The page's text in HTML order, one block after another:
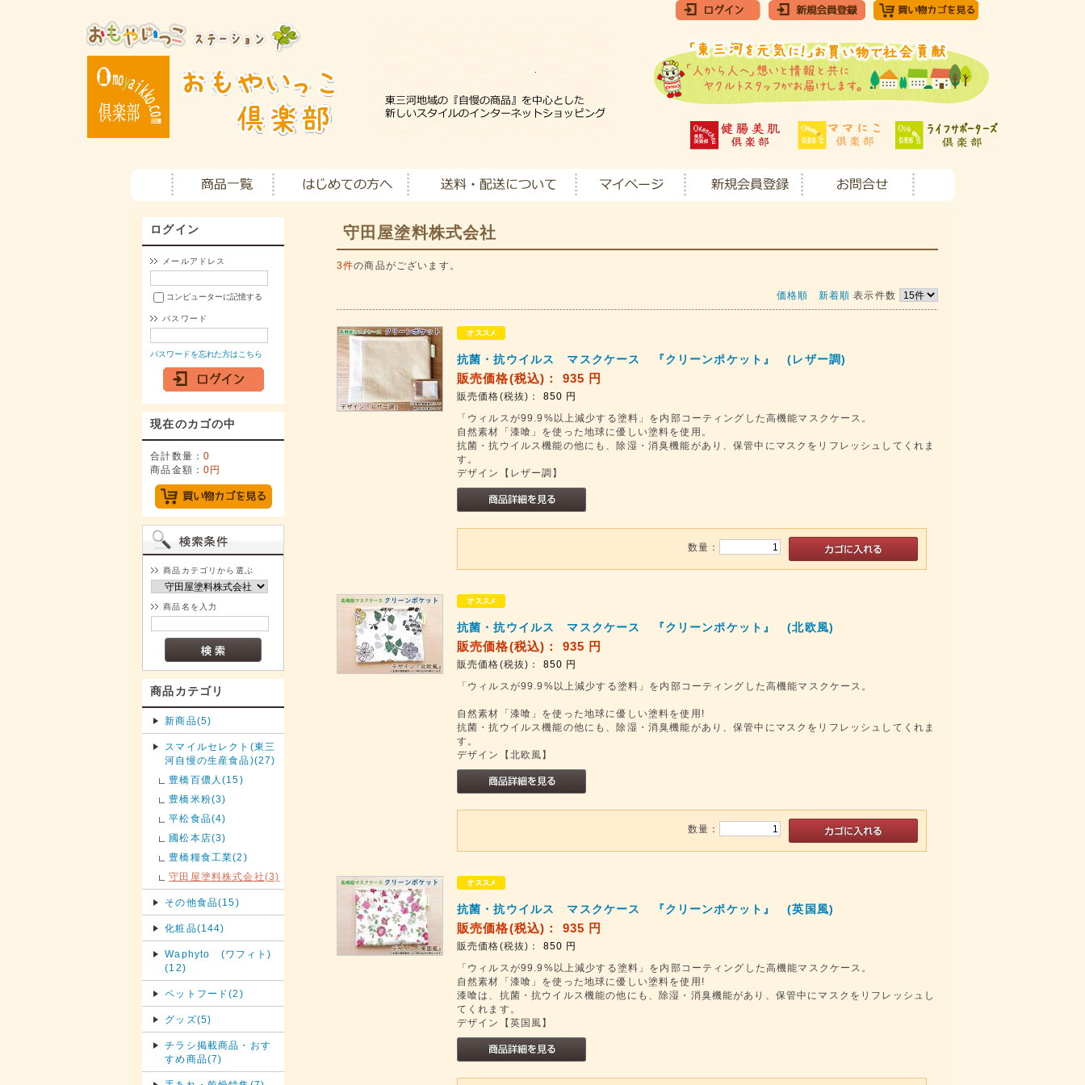
ログイン
メールアドレス
コンピューターに記憶する
パスワード
パスワードを忘れた方はこちら
現在のカゴの中
合計数量：0
商品金額：0円
商品カテゴリから選ぶ
商品名を入力
商品カテゴリ
新商品(5)
スマイルセレクト(東三
河自慢の生産食品)(27)
豊橋百儂人(15)
豊橋米粉(3)
平松食品(4)
國松本店(3)
豊橋糧食工業(2)
守田屋塗料株式会社(3)
その他食品(15)
化粧品(144)
Waphyto (ワフィト)
(12)
ペットフード(2)
グッズ(5)
チラシ掲載商品・おす
すめ商品(7)
守田屋塗料株式会社
3件の商品がございます。
価格順 新着順 表示件数
抗菌・抗ウイルス マスクケース 『クリーンポケット』 (レザー調)
販売価格(税込)： 935 円
販売価格(税抜)： 850 円
「ウィルスが99.9%以上減少する塗料」を内部コーティングした高機能マスクケース。
自然素材「漆喰」を使った地球に優しい塗料を使用。
抗菌・抗ウイルス機能の他にも、除湿・消臭機能があり、保管中にマスクをリフレッシュしてくれま
す。
デザイン【レザー調】
数量：
抗菌・抗ウイルス マスクケース 『クリーンポケット』 (北欧風)
販売価格(税込)： 935 円
販売価格(税抜)： 850 円
「ウィルスが99.9%以上減少する塗料」を内部コーティングした高機能マスクケース。
自然素材「漆喰」を使った地球に優しい塗料を使用!
抗菌・抗ウイルス機能の他にも、除湿・消臭機能があり、保管中にマスクをリフレッシュしてくれま
す。
デザイン【北欧風】
数量：
抗菌・抗ウイルス マスクケース 『クリーンポケット』 (英国風)
販売価格(税込)： 935 円
販売価格(税抜)： 850 円
「ウィルスが99.9%以上減少する塗料」を内部コーティングした高機能マスクケース。
自然素材「漆喰」を使った地球に優しい塗料を使用!
漆喰は、抗菌・抗ウイルス機能の他にも、除湿・消臭機能があり、保管中にマスクをリフレッシュし
てくれます。
デザイン【英国風】